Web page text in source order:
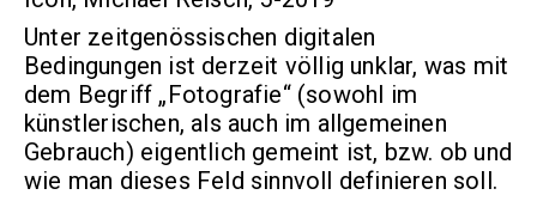
Unter zeitgenössischen digitalen
Bedingungen ist derzeit völlig unklar, was mit
dem Begriff „Fotografie“ (sowohl im
künstlerischen, als auch im allgemeinen
Gebrauch) eigentlich gemeint ist, bzw. ob und
wie man dieses Feld sinnvoll definieren soll.